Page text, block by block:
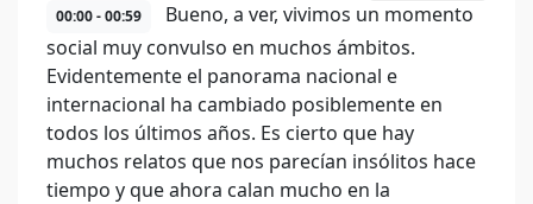
00:00 - 00:59
Bueno, a ver, vivimos un momento
social muy convulso en muchos ámbitos.
Evidentemente el panorama nacional e
internacional ha cambiado posiblemente en
todos los últimos años. Es cierto que hay
muchos relatos que nos parecían insólitos hace
tiempo y que ahora calan mucho en la